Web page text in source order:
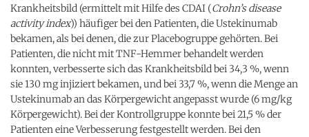
Krankheitsbild (ermittelt mit Hilfe des CDAI (Crohn’s disease
activity index)) häufiger bei den Patienten, die Ustekinumab
bekamen, als bei denen, die zur Placebogruppe gehörten. Bei
Patienten, die nicht mit TNF-Hemmer behandelt werden
konnten, verbesserte sich das Krankheitsbild bei 34,3 %, wenn
sie 130 mg injiziert bekamen, und bei 33,7 %, wenn die Menge an
Ustekinumab an das Körpergewicht angepasst wurde (6 mg/kg
Körpergewicht). Bei der Kontrollgruppe konnte bei 21,5 % der
Patienten eine Verbesserung festgestellt werden. Bei den